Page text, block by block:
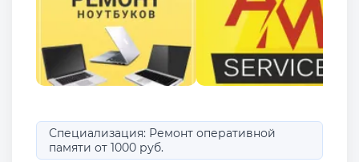
Специализация: Ремонт оперативной
памяти от 1000 руб.